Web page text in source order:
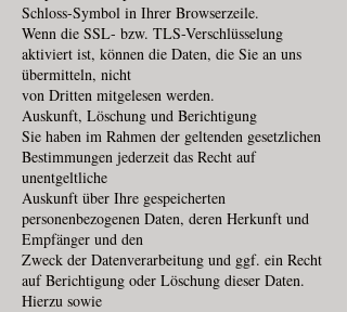
Schloss-Symbol in Ihrer Browserzeile.
Wenn die SSL- bzw. TLS-Verschlüsselung
aktiviert ist, können die Daten, die Sie an uns
übermitteln, nicht
von Dritten mitgelesen werden.
Auskunft, Löschung und Berichtigung
Sie haben im Rahmen der geltenden gesetzlichen
Bestimmungen jederzeit das Recht auf
unentgeltliche
Auskunft über Ihre gespeicherten
personenbezogenen Daten, deren Herkunft und
Empfänger und den
Zweck der Datenverarbeitung und ggf. ein Recht
auf Berichtigung oder Löschung dieser Daten.
Hierzu sowie